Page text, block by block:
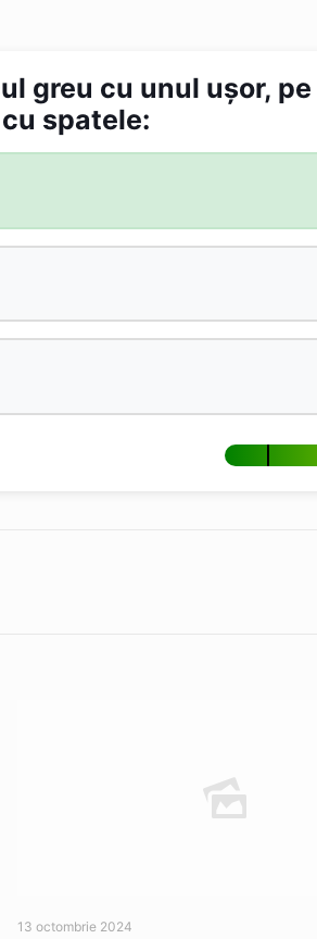
greu cu unul ușor,
spatele:
13 octombrie 2024